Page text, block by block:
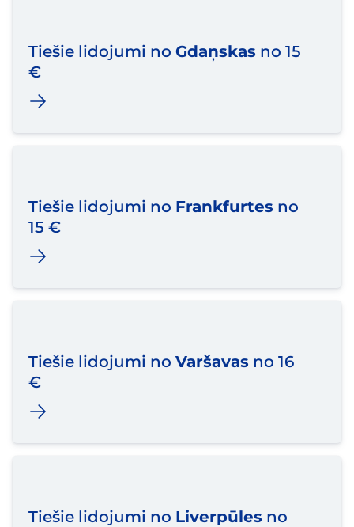
Tiešie lidojumi no Gdaņskas no 15
€
Tiešie lidojumi no Frankfurtes no
15 €
Tiešie lidojumi no Varšavas no 16
€
Tiešie lidojumi no Liverpūles no